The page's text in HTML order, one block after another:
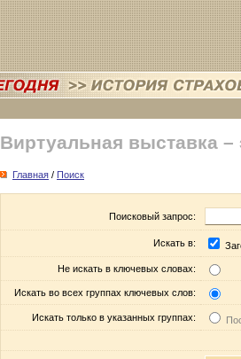
Виртуальная выставка –
Главная / Поиск
Поисковый запрос:
Искать в:
Не искать в ключевых словах:
Искать во всех группах ключевых слов:
Искать только в указанных группах: